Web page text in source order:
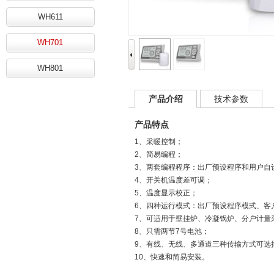
WH611
WH701
WH801
产品介绍 技术参数
产品特点
1、采暖控制；
2、简易编程；
3、两套编程程序：出厂预设程序和用户自
4、开关机温度差可调；
5、温度显示校正；
6、四种运行模式：出厂预设程序模式、
7、可适用于壁挂炉、冷凝锅炉、分户计
8、只需两节7号电池；
9、有线、无线、多通道三种传输方式可选
10、快速和简易安装。